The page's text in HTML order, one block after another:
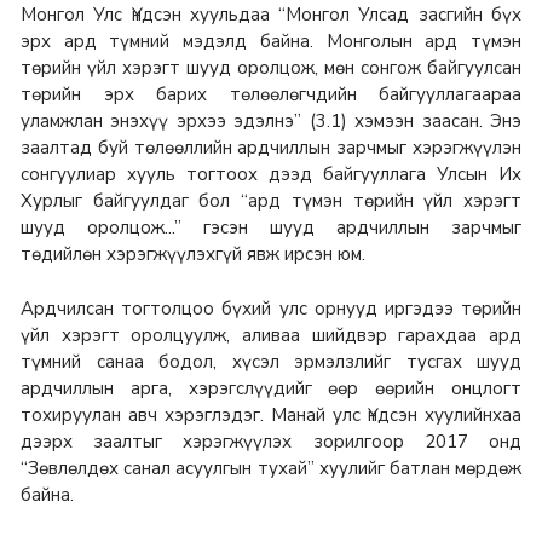
Монгол Улс Үндсэн хуульдаа “Монгол Улсад засгийн бүх
эрх ард түмний мэдэлд байна. Монголын ард түмэн
төрийн үйл хэрэгт шууд оролцож, мөн сонгож байгуулсан
төрийн эрх барих төлөөлөгчдийн байгууллагаараа
уламжлан энэхүү эрхээ эдэлнэ” (3.1) хэмээн заасан. Энэ
заалтад буй төлөөллийн ардчиллын зарчмыг хэрэгжүүлэн
сонгуулиар хууль тогтоох дээд байгууллага Улсын Их
Хурлыг байгуулдаг бол “ард түмэн төрийн үйл хэрэгт
шууд оролцож...” гэсэн шууд ардчиллын зарчмыг
төдийлөн хэрэгжүүлэхгүй явж ирсэн юм.
Ардчилсан тогтолцоо бүхий улс орнууд иргэдээ төрийн
үйл хэрэгт оролцуулж, аливаа шийдвэр гарахдаа ард
түмний санаа бодол, хүсэл эрмэлзлийг тусгах шууд
ардчиллын арга, хэрэгслүүдийг өөр өөрийн онцлогт
тохируулан авч хэрэглэдэг. Манай улс Үндсэн хуулийнхаа
дээрх заалтыг хэрэгжүүлэх зорилгоор 2017 онд
“Зөвлөлдөх санал асуулгын тухай” хуулийг батлан мөрдөж
байна.